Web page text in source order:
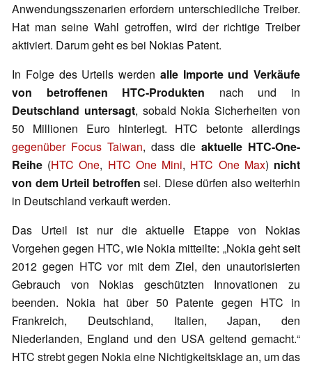
Anwendungsszenarien erfordern unterschiedliche Treiber.
Hat man seine Wahl getroffen, wird der richtige Treiber
aktiviert. Darum geht es bei Nokias Patent.
In Folge des Urteils werden alle Importe und Verkäufe
von betroffenen HTC-Produkten nach und in
Deutschland untersagt, sobald Nokia Sicherheiten von
50 Millionen Euro hinterlegt. HTC betonte allerdings
gegenüber Focus Taiwan, dass die aktuelle HTC-One-
Reihe (HTC One, HTC One Mini, HTC One Max) nicht
von dem Urteil betroffen sei. Diese dürfen also weiterhin
in Deutschland verkauft werden.
Das Urteil ist nur die aktuelle Etappe von Nokias
Vorgehen gegen HTC, wie Nokia mitteilte: „Nokia geht seit
2012 gegen HTC vor mit dem Ziel, den unautorisierten
Gebrauch von Nokias geschützten Innovationen zu
beenden. Nokia hat über 50 Patente gegen HTC in
Frankreich, Deutschland, Italien, Japan, den
Niederlanden, England und den USA geltend gemacht.“
HTC strebt gegen Nokia eine Nichtigkeitsklage an, um das